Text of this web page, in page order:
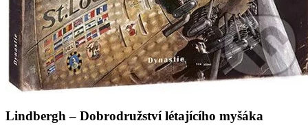
Lindbergh – Dobrodružství létajícího myšáka